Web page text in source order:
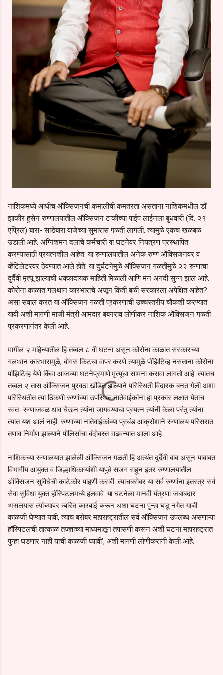
नाशिकमध्ये आधीच ऑक्सिजनची कमालीची कमतरता असताना नाशिकमधील डॉ.
झाकीर हुसेन रुग्णालयातील ऑक्सिजन टाकीच्या पाईप लाईनला बुधवारी (दि. २१
एप्रिल) बारा- साडेबारा वाजेच्या सुमारास गळती लागली. त्यामुळे एकच खळबळ
उडाली आहे. अग्निशमन दलाचे कर्मचारी या घटनेवर नियंत्रण प्रस्थापित
करण्यासाठी प्रयत्नशील आहेत. या रुग्णालयातील अनेक रुग्ण ऑक्सिजनवर व
व्हेंटिलेटरवर ठेवण्यात आले होते. या दुर्घटनेमुळे ऑक्सिजन गळतीमुळे २२ रुग्णांचा
दुर्दैवी मृत्यू झाल्याची धक्कादायक माहिती मिळाली आणि मन अगदी सुन्न झालं आहे.
कोरोना काळात गलथान कारभाराचे अजून किती बळी सरकारला अपेक्षित आहेत?
असा सवाल करत या ऑक्सिजन गळती प्रकरणाची उच्चस्तरीय चौकशी करण्यात
यावी अशी मागणी माजी मंत्री आमदार बबनराव लोणीकर नाशिक ऑक्सिजन गळती
प्रकरणानंतर केली आहे.
मागील २ महिन्यातील हि तब्बल ८ वी घटना असून कोरोना काळात सरकारच्या
गलथान कारभारामुळे, बोगस किटचा वापर करणे त्यामुळे पॉझिटिव्ह नसताना कोरोना
पॉझिटिव्ह येणे किंवा आजच्या घटनेप्रमाणे मृत्यूचा सामना करावा लागतो आहे. त्यातच
तब्बल २ तास ऑक्सिजन पुरवठा खंडित झाल्याने परिस्थिती विदारक बनत गेली अशा
परिस्थितीत त्या ठिकणी रुग्णांच्या उपस्थित नातेवाईकांना हा प्रकार लक्षात येताच
स्वतः रुग्णाजवळ धाव घेऊन त्यांना जागवण्याचा प्रयत्न त्यांनी केला परंतु त्यांना
त्यात यश आलं नाही. रुग्णाच्या नातेवाईकांच्या प्रचंड आक्रोशाने रुग्णालय परिसरात
तणाव निर्माण झाल्याने पोलिसांचा बंदोबस्त वाढवन्यात आला आहे.
नाशिकच्या रुग्णालयात झालेली ऑक्सिजन गळती हि अत्यंत दुर्दैवी बाब असून याबाबत
विभागीय आयुक्त व जिल्हाधिकाऱ्यांशी यापुढे सजग राहून इतर रुग्णालयातील
ऑक्सिजन सुविधेची काटेकोर पाहणी करावी. त्याचबरोबर या सर्व रुग्णांना इतरत्र सर्व
सेवा सुविधा युक्त हॉस्पिटलमध्ये हलवावे. या घटनेला मानवी यंत्रणा जबाबदार
असलयास त्यांच्यावर त्वरित कारवाई करून अशा घटना पुन्हा घडू नयेत याची
काळजी घेण्यात यावी, त्याच बरोबर महाराष्ट्रातील सर्व ऑक्सिजन उपलब्ध असणाऱ्या
हॉस्पिटलची तात्काळ तज्ज्ञांच्या माध्यमातून तपासणी करून अशी घटना महाराष्ट्रात
पुन्हा घडणार नाही याची काळजी घ्यावी’, अशी मागणी लोणीकरांनी केली आहे.